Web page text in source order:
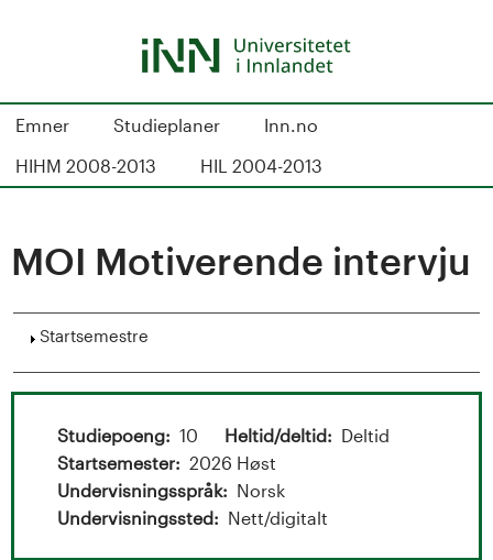
S
d
k
Emner Studieplaner
Inn.no
HIHM 2008-2013
HIL 2004-2013
MOI Motiverende intervju
Vis
Startsemestre
Studiepoeng 10 Heltid/deltid
Deltid
Startsemester
2026 Høst
Undervisningsspråk
Norsk
Undervisningssted
Nett/digitalt